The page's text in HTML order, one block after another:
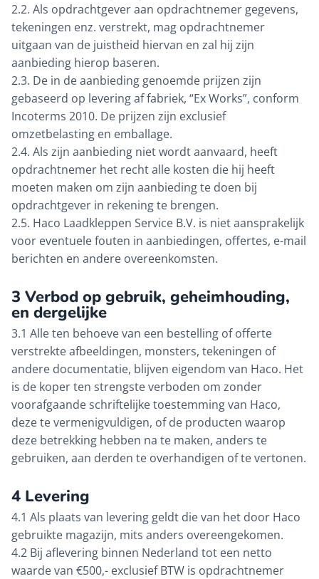
2.2. Als opdrachtgever aan opdrachtnemer gegevens,
tekeningen enz. verstrekt, mag opdrachtnemer
uitgaan van de juistheid hiervan en zal hij zijn
aanbieding hierop baseren.
2.3. De in de aanbieding genoemde prijzen zijn
gebaseerd op levering af fabriek, “Ex Works”, conform
Incoterms 2010. De prijzen zijn exclusief
omzetbelasting en emballage.
2.4. Als zijn aanbieding niet wordt aanvaard, heeft
opdrachtnemer het recht alle kosten die hij heeft
moeten maken om zijn aanbieding te doen bij
opdrachtgever in rekening te brengen.
2.5. Haco Laadkleppen Service B.V. is niet aansprakelijk
voor eventuele fouten in aanbiedingen, offertes, e-mail
berichten en andere overeenkomsten.
3 Verbod op gebruik, geheimhouding,
en dergelijke
3.1 Alle ten behoeve van een bestelling of offerte
verstrekte afbeeldingen, monsters, tekeningen of
andere documentatie, blijven eigendom van Haco. Het
is de koper ten strengste verboden om zonder
voorafgaande schriftelijke toestemming van Haco,
deze te vermenigvuldigen, of de producten waarop
deze betrekking hebben na te maken, anders te
gebruiken, aan derden te overhandigen of te vertonen.
4 Levering
4.1 Als plaats van levering geldt die van het door Haco
gebruikte magazijn, mits anders overeengekomen.
4.2 Bij aflevering binnen Nederland tot een netto
waarde van €500,- exclusief BTW is opdrachtnemer